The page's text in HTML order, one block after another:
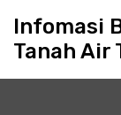
Infomasi
Tanah Air